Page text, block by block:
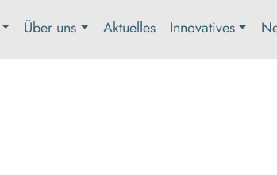
Über uns Aktuelles Innovatives